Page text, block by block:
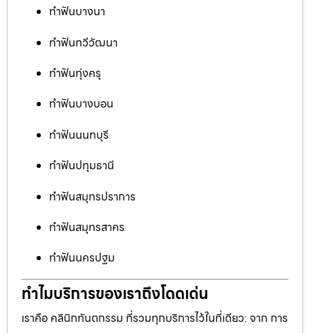
ทำฟันบางนา
ทำฟันทวีวัฒนา
ทำฟันทุ่งครุ
ทำฟันบางบอน
ทำฟันนนทบุรี
ทำฟันปทุมธานี
ทำฟันสมุทรปราการ
ทำฟันสมุทรสาคร
ทำฟันนครปฐม
ทำไมบริการของเราถึงโดดเด่น
เราคือ คลินิกทันตกรรม ที่รวมทุกบริการไว้ในที่เดียว: จาก การ